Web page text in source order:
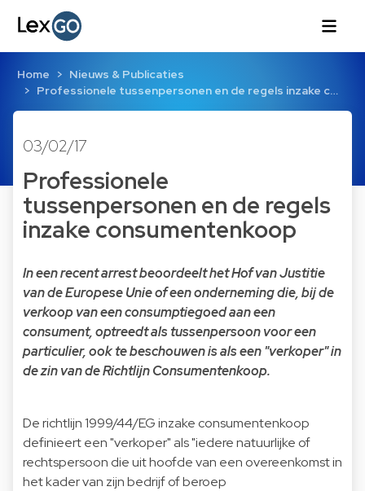
Home
Nieuws & Publicaties
Professionele tussenpersonen en de regels inzake c…
03/02/17
Professionele
tussenpersonen en de regels
inzake consumentenkoop
In een recent arrest beoordeelt het Hof van Justitie
van de Europese Unie of een onderneming die, bij de
verkoop van een consumptiegoed aan een
consument, optreedt als tussenpersoon voor een
particulier, ook te beschouwen is als een "verkoper" in
de zin van de Richtlijn Consumentenkoop.
De richtlijn 1999/44/EG inzake consumentenkoop
definieert een "verkoper" als "iedere natuurlijke of
rechtspersoon die uit hoofde van een overeenkomst in
het kader van zijn bedrijf of beroep